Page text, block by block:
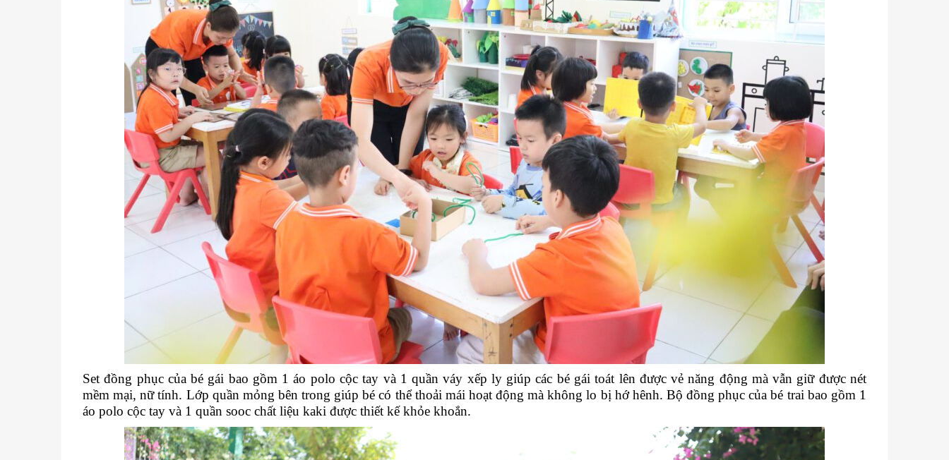
Set đồng phục của bé gái bao gồm 1 áo polo cộc tay và 1 quần váy xếp ly giúp các bé gái toát lên được vẻ năng động mà vẫn giữ được nét
mềm mại, nữ tính. Lớp quần mỏng bên trong giúp bé có thể thoải mái hoạt động mà không lo bị hớ hênh. Bộ đồng phục của bé trai bao gồm 1
áo polo cộc tay và 1 quần sooc chất liệu kaki được thiết kế khỏe khoắn.